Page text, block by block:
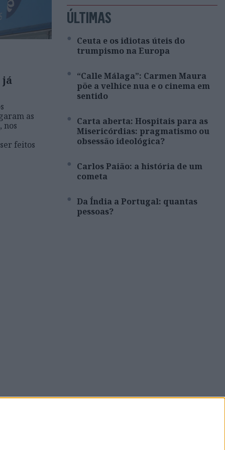
já
as
nos
feitos
ÚLTIMAS
Ceuta e os idiotas úteis do
trumpismo na Europa
“Calle Málaga”: Carmen Maura
põe a velhice nua e o cinema em
sentido
Carta aberta: Hospitais para as
Misericórdias: pragmatismo ou
obsessão ideológica?
Carlos Paião: a história de um
cometa
Da Índia a Portugal: quantas
pessoas?